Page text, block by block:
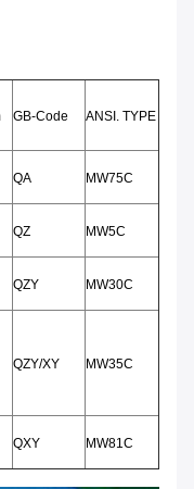
GB-Code ANSI. TYPE
QA MW75C
QZ MW5C
QZY MW30C
QZY/XY MW35C
QXY MW81C